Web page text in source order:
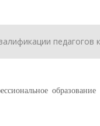
образование
педагогов